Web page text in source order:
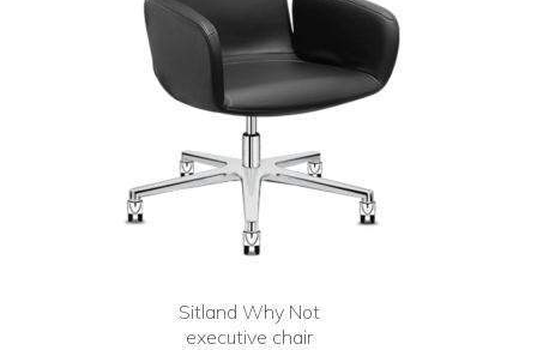
Sitland Why Not
executive chair